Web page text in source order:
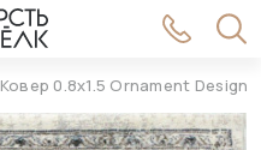
В корзину
Ковер 0.8x1.5 Ornament Design